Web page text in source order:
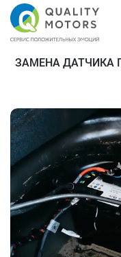
ЗАМЕНА ДАТЧИКА